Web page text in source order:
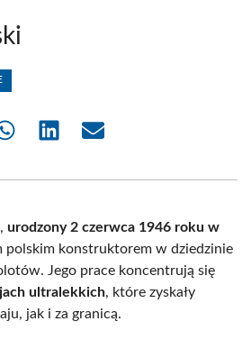
Share Share Share
urodzony 2 czerwca 1946 roku w
polskim konstruktorem w dziedzinie
Jego prace koncentrują się
ultralekkich, które zyskały
jak i za granicą.